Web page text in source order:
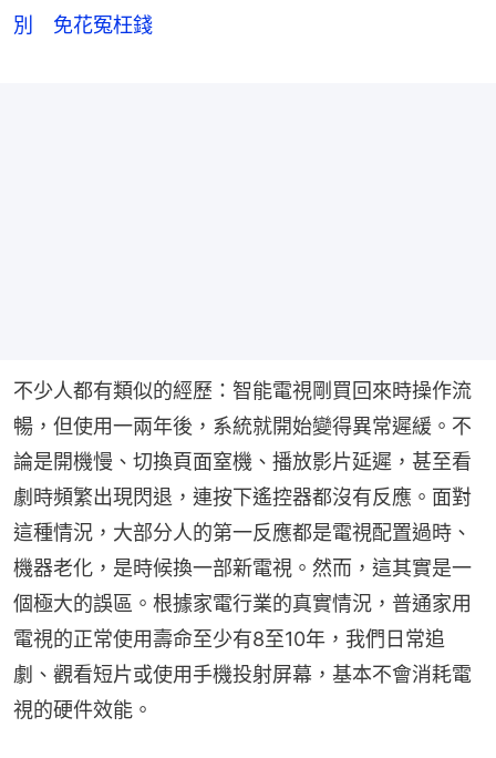
別 免花冤枉錢
不少人都有類似的經歷：智能電視剛買回來時操作流
暢，但使用一兩年後，系統就開始變得異常遲緩。不
論是開機慢、切換頁面窒機、播放影片延遲，甚至看
劇時頻繁出現閃退，連按下遙控器都沒有反應。面對
這種情況，大部分人的第一反應都是電視配置過時、
機器老化，是時候換一部新電視。然而，這其實是一
個極大的誤區。根據家電行業的真實情況，普通家用
電視的正常使用壽命至少有8至10年，我們日常追
劇、觀看短片或使用手機投射屏幕，基本不會消耗電
視的硬件效能。